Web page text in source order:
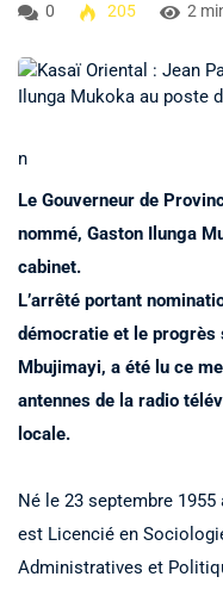
0 205 2
n
Le Gouverneur de
nommé, Gaston Ilunga
cabinet.
L’arrêté portant
démocratie et le progrès
Mbujimayi, a été lu ce
antennes de la radio
locale.
Né le 23 septembre
est Licencié en
Administratives et